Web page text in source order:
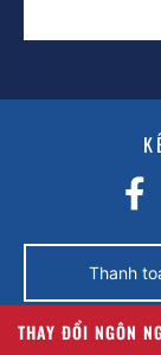
Thanh
THAY ĐỔI NGÔN